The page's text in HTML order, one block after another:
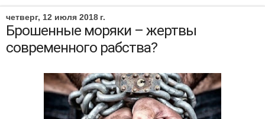
четверг, 12 июля 2018 г.
Брошенные моряки – жертвы
современного рабства?